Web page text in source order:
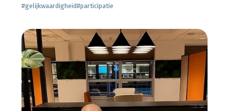
#gelijkwaardigheid#participatie